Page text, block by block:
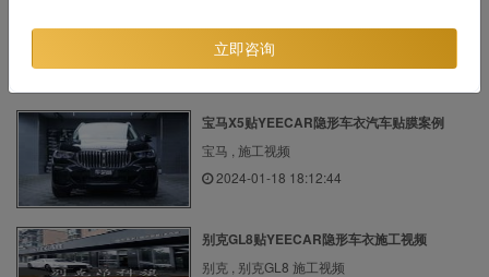
凯迪拉克 , 施工视频
2020-09-21 21:19:29
宝马X5贴YEECAR隐形车衣汽车贴膜案例
宝马 , 施工视频
2024-01-18 18:12:44
别克GL8贴YEECAR隐形车衣施工视频
别克 , 别克GL8 施工视频
立即咨询